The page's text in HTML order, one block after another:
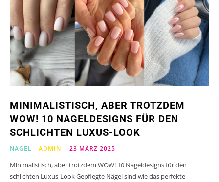
MINIMALISTISCH, ABER TROTZDEM
WOW! 10 NAGELDESIGNS FÜR DEN
SCHLICHTEN LUXUS-LOOK
NAGEL ADMIN - 23 MÄRZ 2025
Minimalistisch, aber trotzdem WOW! 10 Nageldesigns für den
schlichten Luxus-Look Gepflegte Nägel sind wie das perfekte